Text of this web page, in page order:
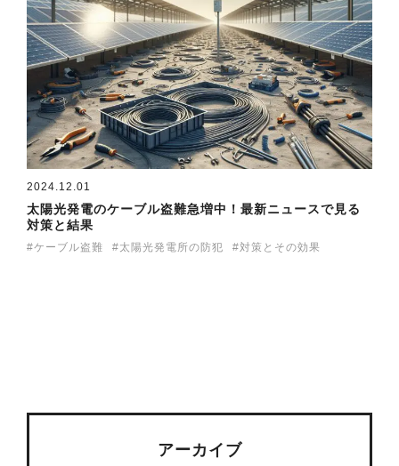
2024.12.01
太陽光発電のケーブル盗難急増中！最新ニュースで見る
対策と結果
ケーブル盗難 太陽光発電所の防犯 対策とその効果
アーカイブ